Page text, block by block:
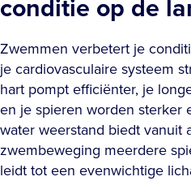
conditie op de
Zwemmen verbetert je
je cardiovasculaire systeem
hart pompt efficiënter, je
en je spieren worden sterker
water weerstand biedt vanuit
zwembeweging meerdere
leidt tot een evenwichtige